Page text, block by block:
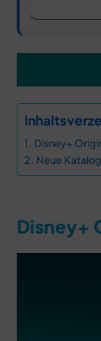
Disney+
Neue
Disney+